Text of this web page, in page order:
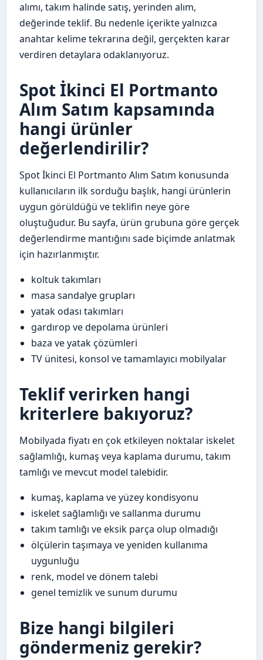
alımı, takım halinde satış, yerinden alım,
değerinde teklif. Bu nedenle içerikte yalnızca
anahtar kelime tekrarına değil, gerçekten karar
verdiren detaylara odaklanıyoruz.
Spot İkinci El Portmanto
Alım Satım kapsamında
hangi ürünler
değerlendirilir?
Spot İkinci El Portmanto Alım Satım konusunda
kullanıcıların ilk sorduğu başlık, hangi ürünlerin
uygun görüldüğü ve teklifin neye göre
oluştuğudur. Bu sayfa, ürün grubuna göre gerçek
değerlendirme mantığını sade biçimde anlatmak
için hazırlanmıştır.
koltuk takımları
masa sandalye grupları
yatak odası takımları
gardırop ve depolama ürünleri
baza ve yatak çözümleri
TV ünitesi, konsol ve tamamlayıcı mobilyalar
Teklif verirken hangi
kriterlere bakıyoruz?
Mobilyada fiyatı en çok etkileyen noktalar iskelet
sağlamlığı, kumaş veya kaplama durumu, takım
tamlığı ve mevcut model talebidir.
kumaş, kaplama ve yüzey kondisyonu
iskelet sağlamlığı ve sallanma durumu
takım tamlığı ve eksik parça olup olmadığı
ölçülerin taşımaya ve yeniden kullanıma
uygunluğu
renk, model ve dönem talebi
genel temizlik ve sunum durumu
Bize hangi bilgileri
göndermeniz gerekir?